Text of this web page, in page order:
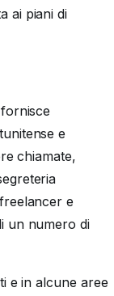
ai piani di
e
chiamate,
e
un numero di
e in alcune aree